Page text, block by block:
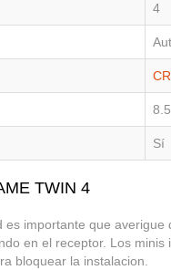
4
Sí
TWIN 4
importante que
en el receptor. Los
bloquear la instalacion.